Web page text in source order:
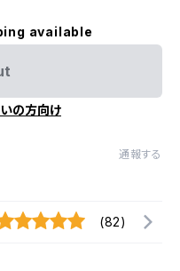
available
の方向け
通報する
(82)